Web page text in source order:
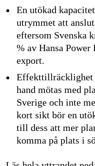
En utökad
utrymmet att
eftersom Svenska
% av Hansa
export.
Effekttillräcklighet
hand mötas med
Sverige och inte
kort sikt bör en
till dess att mer
komma på plats i